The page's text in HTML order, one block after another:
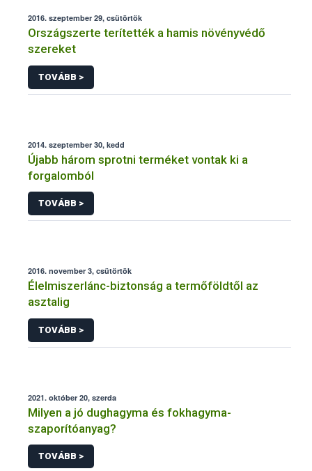
2016. szeptember 29, csütörtök
Országszerte terítették a hamis növényvédő
szereket
TOVÁBB >
2014. szeptember 30, kedd
Újabb három sprotni terméket vontak ki a
forgalomból
TOVÁBB >
2016. november 3, csütörtök
Élelmiszerlánc-biztonság a termőföldtől az
asztalig
TOVÁBB >
2021. október 20, szerda
Milyen a jó dughagyma és fokhagyma-
szaporítóanyag?
TOVÁBB >